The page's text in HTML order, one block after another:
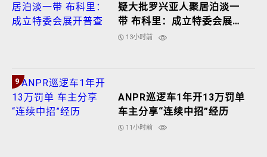
疑大批罗兴亚人聚居泊淡一
带 布科里：成立特委会展开
普查
13小时前
9
ANPR巡逻车1年开13万罚单
车主分享“连续中招”经历
11小时前